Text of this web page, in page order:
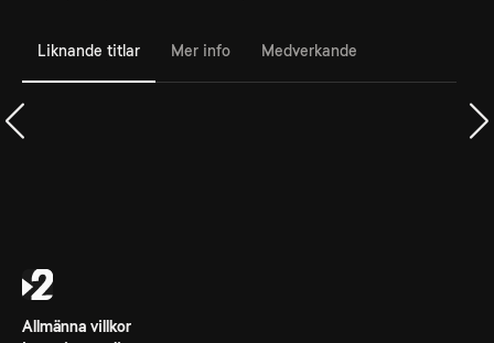
Liknande titlar Mer info Medverkande
Allmänna villkor